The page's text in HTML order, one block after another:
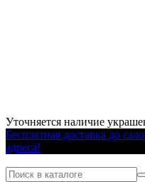
Уточняется наличие
Бесплатная доставка до
адреса!